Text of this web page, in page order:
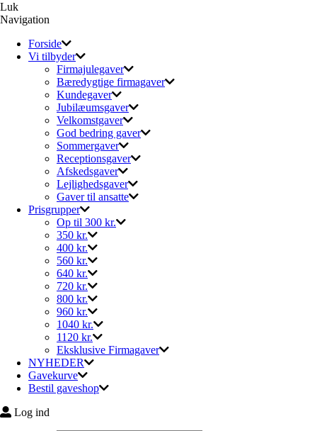
Luk
Navigation
Forside
Vi tilbyder
Firmajulegaver
Bæredygtige firmagaver
Kundegaver
Jubilæumsgaver
Velkomstgaver
God bedring gaver
Sommergaver
Receptionsgaver
Afskedsgaver
Lejlighedsgaver
Gaver til ansatte
Prisgrupper
Op til 300 kr.
350 kr.
400 kr.
560 kr.
640 kr.
720 kr.
800 kr.
960 kr.
1040 kr.
1120 kr.
Eksklusive Firmagaver
NYHEDER
Gavekurve
Bestil gaveshop
Log ind